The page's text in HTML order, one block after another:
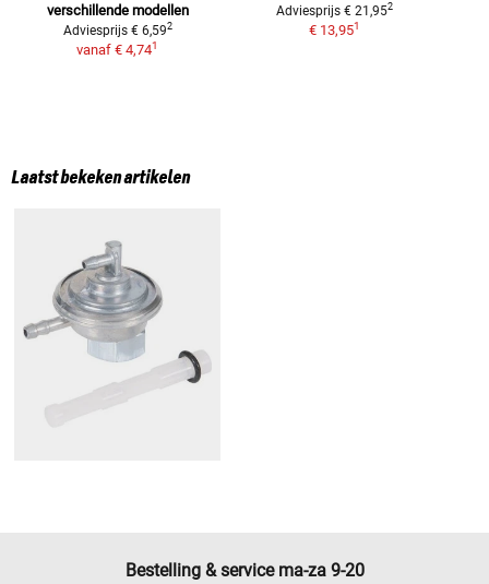
verschillende modellen
Adviesprijs € 6,592
vanaf € 4,741
Adviesprijs € 21,952
€ 13,951
Laatst bekeken artikelen
Bestelling & service ma-za 9-20